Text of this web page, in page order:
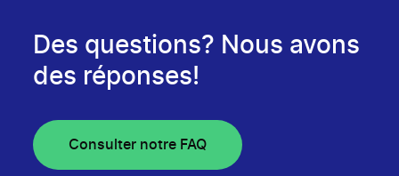
Des questions? Nous avons
des réponses!
Consulter notre FAQ